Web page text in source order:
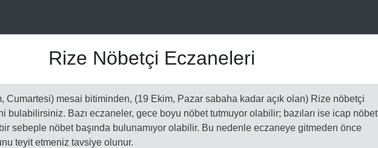
Rize Nöbetçi Eczaneleri
Cumartesi) mesai bitiminden, (19 Ekim, Pazar sabaha kadar açık olan) Rize nöbetçi
bulabilirsiniz. Bazı eczaneler, gece boyu nöbet tutmuyor olabilir; bazıları ise icap
sebeple nöbet başında bulunamıyor olabilir. Bu nedenle eczaneye gitmeden önce
teyit etmeniz tavsiye olunur.